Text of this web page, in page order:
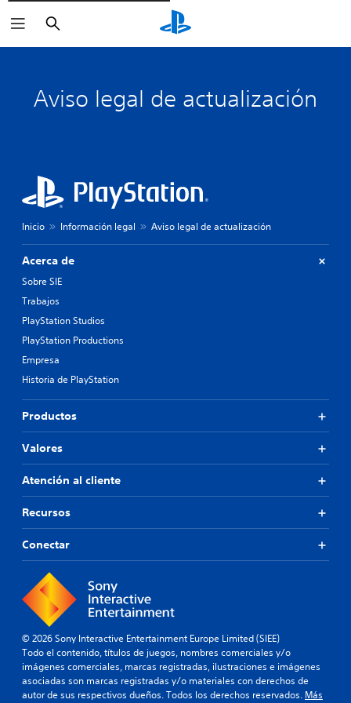
Buscar
Aviso legal de actualización
Inicio Información legal Aviso legal de actualización
Acerca de
Sobre SIE
Trabajos
PlayStation Studios
PlayStation Productions
Empresa
Historia de PlayStation
Productos
Valores
Atención al cliente
Recursos
Conectar
© 2026 Sony Interactive Entertainment Europe Limited (SIEE)
Todo el contenido, títulos de juegos, nombres comerciales y/o
imágenes comerciales, marcas registradas, ilustraciones e imágenes
asociadas son marcas registradas y/o materiales con derechos de
autor de sus respectivos dueños. Todos los derechos reservados. Más